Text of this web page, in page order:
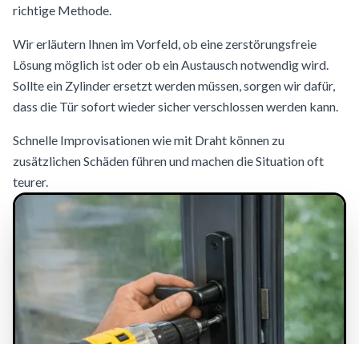
richtige Methode.
Wir erläutern Ihnen im Vorfeld, ob eine zerstörungsfreie
Lösung möglich ist oder ob ein Austausch notwendig wird.
Sollte ein Zylinder ersetzt werden müssen, sorgen wir dafür,
dass die Tür sofort wieder sicher verschlossen werden kann.
Schnelle Improvisationen wie mit Draht können zu
zusätzlichen Schäden führen und machen die Situation oft
teurer.